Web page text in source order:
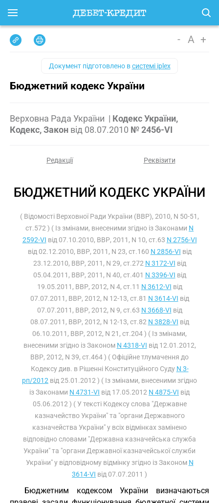
- A +
Документ підготовлено всистемі iplex
Бюджетний кодекс України
Верховна Рада України | Кодекс України,
Кодекс, Закон від 08.07.2010 № 2456-VI
Редакції Реквізити
БЮДЖЕТНИЙ КОДЕКС УКРАЇНИ
( Відомості Верховної Ради України (ВВР), 2010, N 50-51,
ст.572 ) ( Із змінами, внесеними згідно із Законами N
2592-VI від 07.10.2010, ВВР, 2011, N 10, ст.63 N 2756-VI
від 02.12.2010, ВВР, 2011, N 23, ст.160 N 2856-VI від
23.12.2010, ВВР, 2011, N 29, ст.272 N 3172-VI від
05.04.2011, ВВР, 2011, N 40, ст.401 N 3396-VI від
19.05.2011, ВВР, 2012, N 4, ст.11 N 3612-VI від
07.07.2011, ВВР, 2012, N 12-13, ст.81 N 3614-VI від
07.07.2011, ВВР, 2012, N 9, ст.63 N 3668-VI від
08.07.2011, ВВР, 2012, N 12-13, ст.82 N 3828-VI від
06.10.2011, ВВР, 2012, N 21, ст.204 ) ( Із змінами,
внесеними згідно із Законом N 4318-VI від 12.01.2012,
ВВР, 2012, N 39, ст.464 ) ( Офіційне тлумачення до
Кодексу див. в Рішенні Конституційного Суду N 3-
рп/2012 від 25.01.2012 ) ( Із змінами, внесеними згідно
із Законами N 4731-VI від 17.05.2012 N 4875-VI від
05.06.2012 ) ( У тексті Кодексу слова "Державне
казначейство України" та "органи Державного
казначейства України" у всіх відмінках замінено
відповідно словами "Державна казначейська служба
України" та "органи Державної казначейської служби
України" у відповідному відмінку згідно із Законом N
3614-VI від 07.07.2011 )
Бюджетним кодексом України визначаються